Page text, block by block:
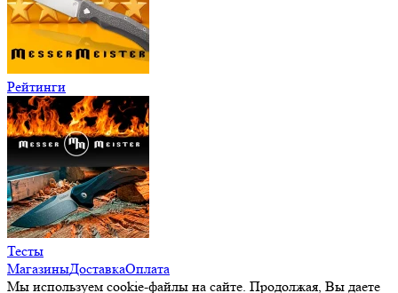
Рейтинги
Тесты
МагазиныДоставкаОплата
Мы используем cookie-файлы на сайте. Продолжая, Вы даете